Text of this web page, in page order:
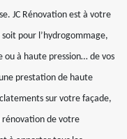
JC Rénovation est à votre
pour l’hydrogommage,
ou à haute pression… de vos
prestation de haute
sur votre façade,
rénovation de votre